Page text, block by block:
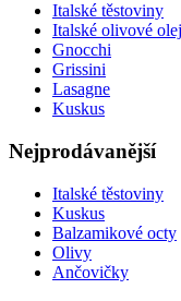
Italské těstoviny
Italské olivové
Gnocchi
Grissini
Lasagne
Kuskus
Nejprodávanější
Italské těstoviny
Kuskus
Balzamikové octy
Olivy
Ančovičky